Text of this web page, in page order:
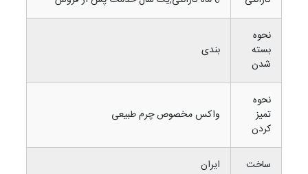
نحوه
بسته
شدن
بندی
نحوه
تمیز
کردن
واکس مخصوص چرم طبیعی
ساخت ایران